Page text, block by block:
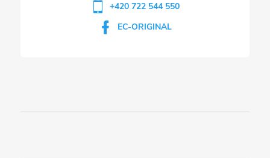
+420 722 544 550
EC-ORIGINAL